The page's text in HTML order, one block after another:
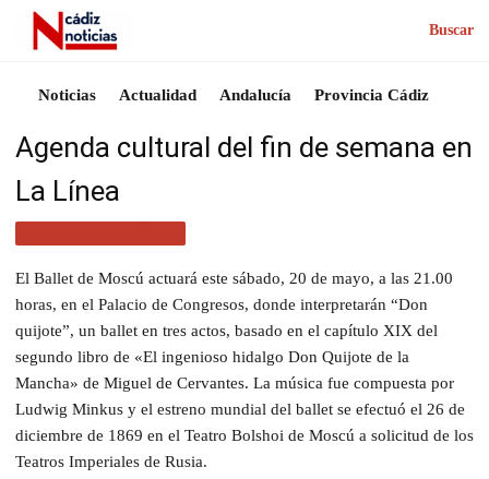
Buscar
Noticias Actualidad Andalucía Provincia Cádiz
Agenda cultural del fin de semana en
La Línea
El Ballet de Moscú actuará este sábado, 20 de mayo, a las 21.00
horas, en el Palacio de Congresos, donde interpretarán “Don
quijote”, un ballet en tres actos, basado en el capítulo XIX del
segundo libro de «El ingenioso hidalgo Don Quijote de la
Mancha» de Miguel de Cervantes. La música fue compuesta por
Ludwig Minkus y el estreno mundial del ballet se efectuó el 26 de
diciembre de 1869 en el Teatro Bolshoi de Moscú a solicitud de los
Teatros Imperiales de Rusia.